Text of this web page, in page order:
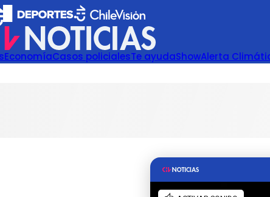
EconomíaCasos policialesTe ayudaShowAlerta